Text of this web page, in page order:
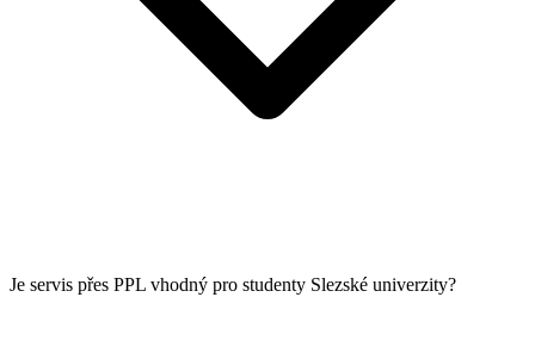
Je servis přes PPL vhodný pro studenty Slezské univerzity?